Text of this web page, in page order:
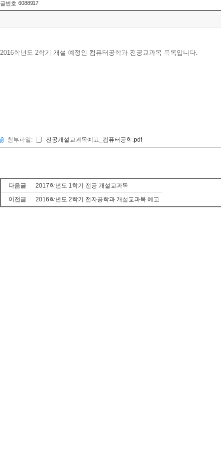
글번호 6088917
2016학년도 2학기 개설 예정인 컴퓨터공학과 전공교과목 목록입니다.
첨부파일: 전공개설교과목예고_컴퓨터공학.pdf
다음글
2017학년도 1학기 전공 개설교과목
이전글
2016학년도 2학기 전자공학과 개설교과목 예고